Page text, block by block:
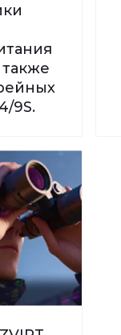
также
9S.